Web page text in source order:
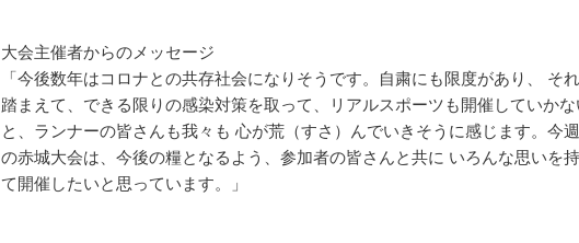
大会主催者からのメッセージ
「今後数年はコロナとの共存社会になりそうです。自粛にも限度があり、 そ
踏まえて、できる限りの感染対策を取って、リアルスポーツも開催していかな
と、ランナーの皆さんも我々も 心が荒（すさ）んでいきそうに感じます。今
の赤城大会は、今後の糧となるよう、参加者の皆さんと共に いろんな思いを
て開催したいと思っています。」